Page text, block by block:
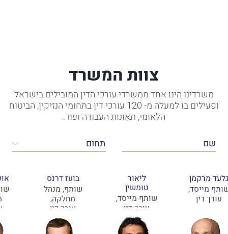
צוות המשרד
משרדינו הינו אחד ממשרדי עורכי הדין המובילים בישראל
ופעילים בו למעלה מ- 120 עורכי דין בתחומי הנזיקין, הביטוח
הלאומי, תאונות העבודה ועוד.
גלעד מרקמן
מייסד,
עורך דין
ליאור
טומשין
שותף מייסד,
עורך דין
בועז דרנס
שותף, מנהל
מחלקה,
עורך דין